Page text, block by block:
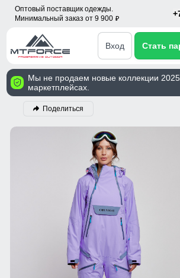
Оптовый поставщик одежды.
Минимальный заказ от 9 900 p
Вход Стать
Мы не продаем новые коллекции
маркетплейсах.
Поделиться